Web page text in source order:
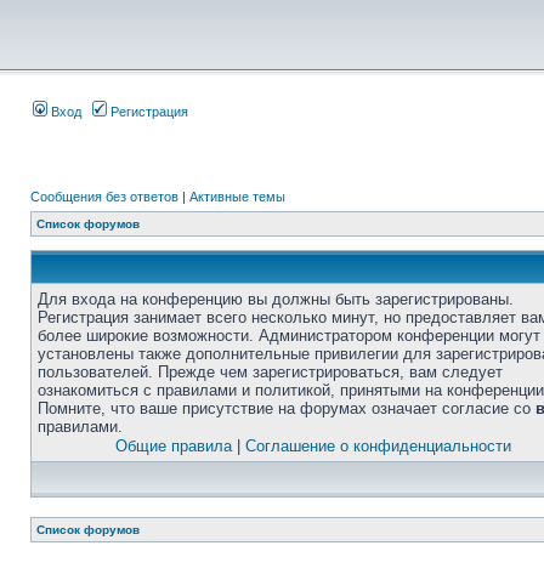
Вход Регистрация
Сообщения без ответов | Активные темы
Список форумов
Для входа на конференцию вы должны быть зарегистрированы.
Регистрация занимает всего несколько минут, но предоставляет
более широкие возможности. Администратором конференции
установлены также дополнительные привилегии для
пользователей. Прежде чем зарегистрироваться, вам следует
ознакомиться с правилами и политикой, принятыми на
Помните, что ваше присутствие на форумах означает согласие со
правилами.
Общие правила| Соглашение о конфиденциальности
Список форумов